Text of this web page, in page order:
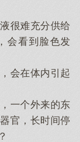
很难充分供给
会‌看到脸色发
会‌在体内引起
一个外来的东
官，长时间停